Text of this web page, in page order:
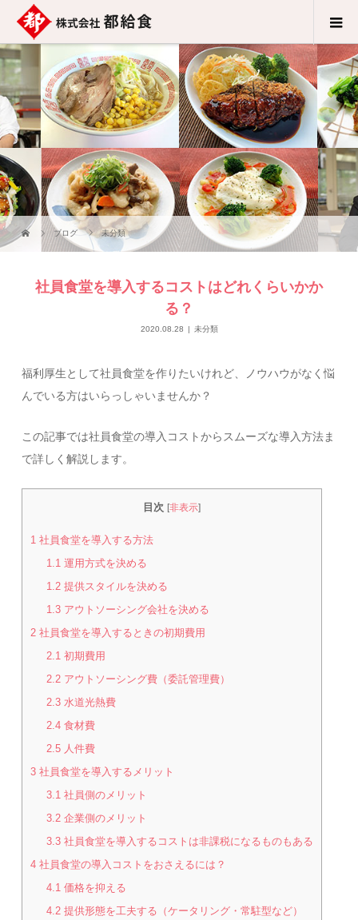
ブログ 未分類
社員食堂を導入するコストはどれくらいかか
る？
2020.08.28 未分類
福利厚生として社員食堂を作りたいけれど、ノウハウがなく悩
んでいる方はいらっしゃいませんか？
この記事では社員食堂の導入コストからスムーズな導入方法ま
で詳しく解説します。
目次 [非表示]
1 社員食堂を導入する方法
1.1 運用方式を決める
1.2 提供スタイルを決める
1.3 アウトソーシング会社を決める
2 社員食堂を導入するときの初期費用
2.1 初期費用
2.2 アウトソーシング費（委託管理費）
2.3 水道光熱費
2.4 食材費
2.5 人件費
3 社員食堂を導入するメリット
3.1 社員側のメリット
3.2 企業側のメリット
3.3 社員食堂を導入するコストは非課税になるものもある
4 社員食堂の導入コストをおさえるには？
4.1 価格を抑える
4.2 提供形態を工夫する（ケータリング・常駐型など）